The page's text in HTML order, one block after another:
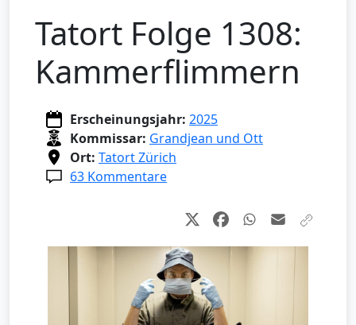
Tatort Folge 1308:
Kammerflimmern
Erscheinungsjahr: 2025
Kommissar: Grandjean und Ott
Ort: Tatort Zürich
63 Kommentare